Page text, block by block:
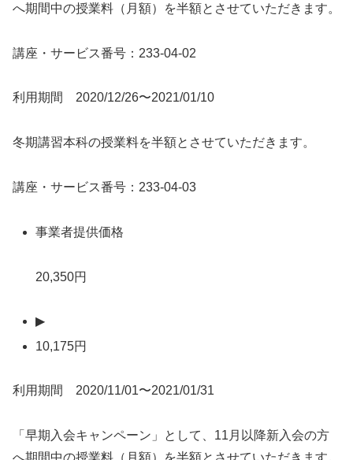
へ期間中の授業料（月額）を半額とさせていただきます。
講座・サービス番号：233-04-02
利用期間 2020/12/26〜2021/01/10
冬期講習本科の授業料を半額とさせていただきます。
講座・サービス番号：233-04-03
事業者提供価格
20,350円
▶
10,175円
利用期間 2020/11/01〜2021/01/31
「早期入会キャンペーン」として、11月以降新入会の方